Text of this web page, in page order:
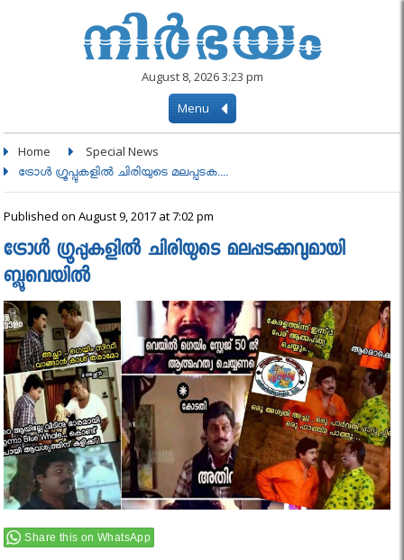
August 8, 2026 3:23 pm
Menu
Home Special News
ട്രോള്‍ ഗ്രൂപ്പുകളില്‍ ചിരിയുടെ മലപ്പടക....
Published on August 9, 2017 at 7:02 pm
ട്രോള്‍ ഗ്രൂപ്പുകളില്‍ ചിരിയുടെ മലപ്പടക്കവുമായി
ബ്ലൂവെയില്‍
Share this on WhatsApp